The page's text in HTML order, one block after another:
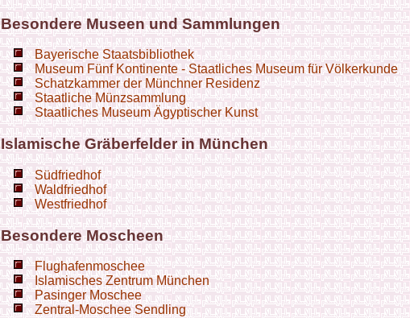
Besondere Museen und Sammlungen
Bayerische Staatsbibliothek
Museum Fünf Kontinente - Staatliches Museum für Völkerkunde
Schatzkammer der Münchner Residenz
Staatliche Münzsammlung
Staatliches Museum Ägyptischer Kunst
Islamische Gräberfelder in München
Südfriedhof
Waldfriedhof
Westfriedhof
Besondere Moscheen
Flughafenmoschee
Islamisches Zentrum München
Pasinger Moschee
Zentral-Moschee Sendling